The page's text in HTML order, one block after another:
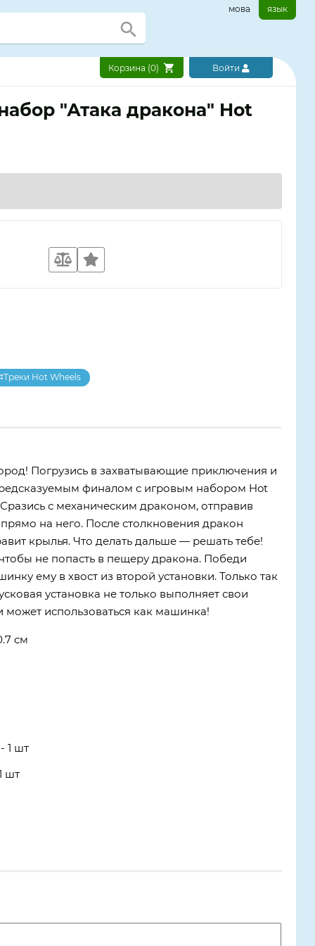
мова язык
Корзина (0) Войти
"Атака дракона" Hot
Hot Wheels
Погрузись в захватывающие приключения и
финалом с игровым набором Hot
с механическим драконом, отправив
на него. После столкновения дракон
крылья. Что делать дальше — решать тебе!
не попасть в пещеру дракона. Победи
ему в хвост из второй установки. Только так
установка не только выполняет свои
может использоваться как машинка!
см
1 шт
шт